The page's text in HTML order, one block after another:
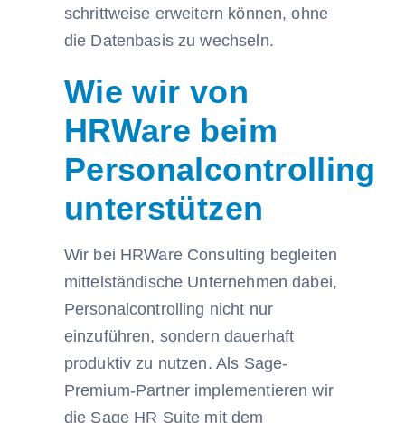
schrittweise erweitern können, ohne
die Datenbasis zu wechseln.
Wie wir von
HRWare beim
Personalcontrolling
unterstützen
Wir bei HRWare Consulting begleiten
mittelständische Unternehmen dabei,
Personalcontrolling nicht nur
einzuführen, sondern dauerhaft
produktiv zu nutzen. Als Sage-
Premium-Partner implementieren wir
die Sage HR Suite mit dem